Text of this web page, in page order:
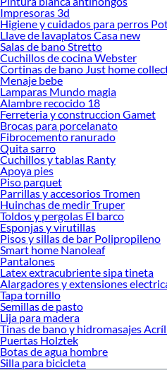
renovación de espacios. ¡Visítanos y
ofrecerte!
Encuentra una amplia variedad de
Encuentra todo lo necesario para tus
¡Visítanos y haz tus ideas realidad!
Impresoras 3d
Higiene y cuidados para perros
Llave de lavaplatos Casa new
Salas de bano Stretto
Cuchillos de cocina Webster
Cortinas de bano Just home
Menaje bebe
Lamparas Mundo magia
Alambre recocido 18
Ferreteria y construccion Gamet
Brocas para porcelanato
Fibrocemento ranurado
Quita sarro
Cuchillos y tablas Ranty
Apoya pies
Piso parquet
Parrillas y accesorios Tromen
Huinchas de medir Truper
Toldos y pergolas El barco
Esponjas y virutillas
Pisos y sillas de bar Polipropileno
Smart home Nanoleaf
Pantalones
Latex extracubriente sipa tineta
Alargadores y extensiones
Tapa tornillo
Semillas de pasto
Lija para madera
Tinas de bano y hidromasajes
Puertas Holztek
Botas de agua hombre
Silla para bicicleta